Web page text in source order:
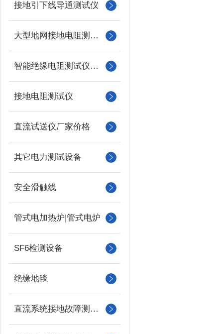
接地引下线导通测试仪
大型地网接地电阻测试仪
智能绝缘电阻测试仪（兆欧表）
接地电阻测试仪
直流试送仪厂家价格
其它电力测试设备
安全滑触线
管式电加热炉|管式电炉
SF6检测设备
绝缘地毯
直流系统接地故障测试仪